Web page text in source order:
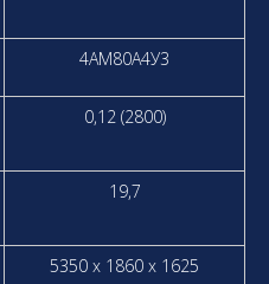
4АМ80А4У3
0,12 (2800)
19,7
5350 х 1860 х 1625